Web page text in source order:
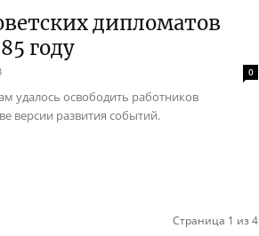
дипломатов
году
0
удалось освободить работников
версии развития событий.
Страница 1 из 4